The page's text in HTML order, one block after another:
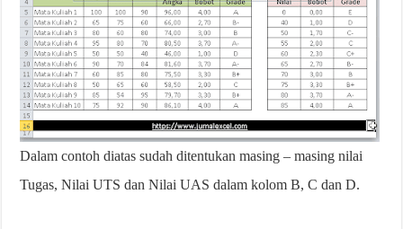
Dalam contoh diatas sudah ditentukan masing – masing nilai
Tugas, Nilai UTS dan Nilai UAS dalam kolom B, C dan D.